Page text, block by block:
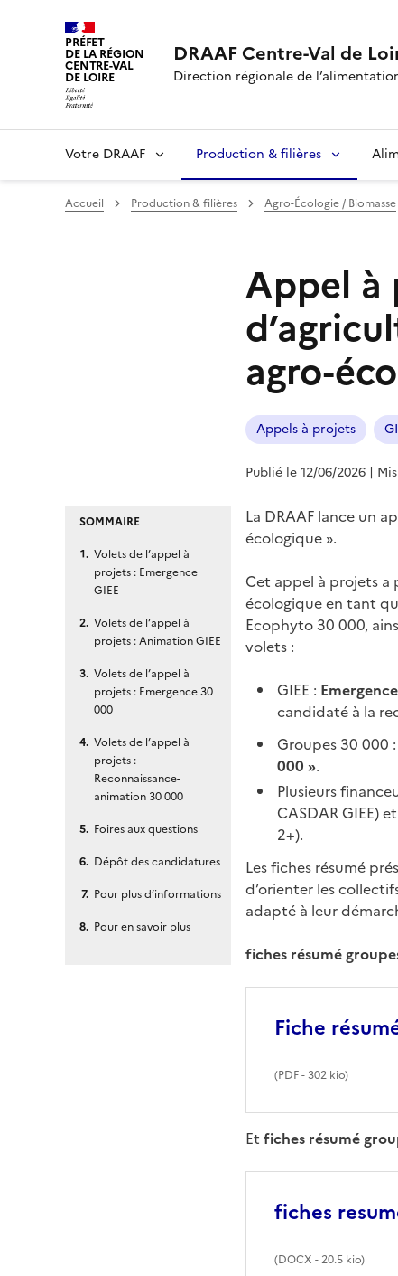
PRÉFET
DE LA RÉGION
CENTRE-VAL
DE LOIRE
DRAAF Centre-Val de
Direction régionale de
Votre DRAAF Production & filières
Accueil Production & filières Agro-Écologie / Biomasse
Appel à
agro-
Appels à projets
Publié le 12/06/2026 |
SOMMAIRE
Volets de l’appel à
projets : Emergence
GIEE
Volets de l’appel à
projets : Animation GIEE
Volets de l’appel à
projets : Emergence 30
000
Volets de l’appel à
projets :
Reconnaissance-
animation 30 000
Foires aux questions
Dépôt des candidatures
Pour plus d’informations
Pour en savoir plus
La DRAAF lance un
écologique ».
Cet appel à projets a
écologique en tant
Ecophyto 30 000,
volets :
GIEE :
candidaté à la
Groupes 30 000 :
000 ».
Plusieurs
CASDAR GIEE)
2+).
Les fiches résumé
d’orienter les
adapté à leur
fiches résumé
Fiche
(PDF- 302 kio)
Et fiches résumé
fiches
(DOCX - 20.5 kio)